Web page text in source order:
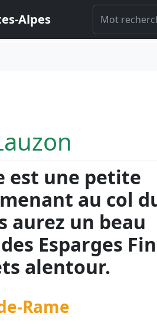
Alpes
est une petite
au col
aurez un beau
Esparges
alentour.
Rame